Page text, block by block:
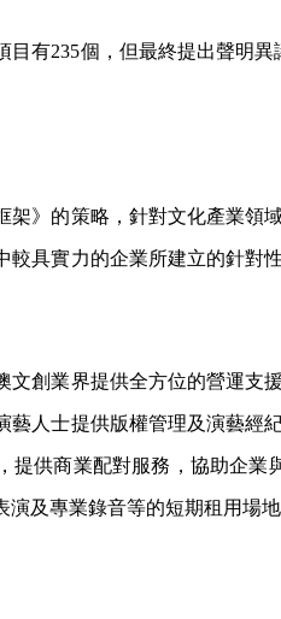
目有235個，但最終提出聲明
架》的策略，針對文化產業領
較具實力的企業所建立的針對
文創業界提供全方位的營運支
藝人士提供版權管理及演藝經
提供商業配對服務，協助企業
及專業錄音等的短期租用場地